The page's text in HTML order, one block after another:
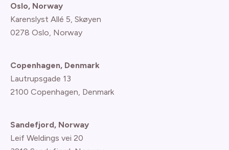
Oslo, Norway
Karenslyst Allé 5, Skøyen
0278 Oslo, Norway
Copenhagen, Denmark
Lautrupsgade 13
2100 Copenhagen, Denmark
Sandefjord, Norway
Leif Weldings vei 20